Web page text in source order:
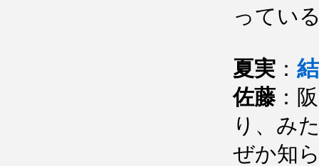
ってい
夏実 ：
佐藤：
り、み
ぜか知